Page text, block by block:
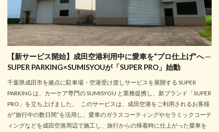
【新サービス開始】成田空港利用中に愛車を“プロ仕上げ”へ ─
SUPER PARKING×SUMISYOUが「SUPER PRO」始動
千葉県成田市を拠点に駐車場・空港受け渡しサービスを展開する SUPER
PARKING は、カーケア専門の SUMISYOU と業務提携し、新ブランド「SUPER
PRO」を立ち上げました。 このサービスは、成田空港をご利用されるお客様
が“旅行中の数日間”を活用し、愛車のガラスコーティングやセラミックコーテ
ィングなどを成田空港周辺で施工し、旅行からの帰着時に仕上がった愛車を